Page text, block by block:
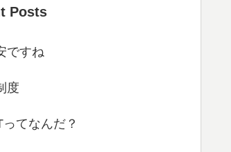
Posts
ですね
度
てなんだ？